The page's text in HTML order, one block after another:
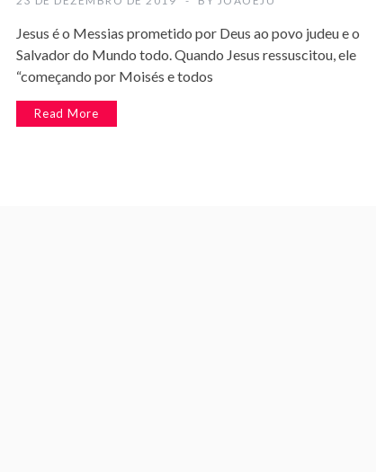
Jesus é o Messias prometido por Deus ao povo judeu e o
Salvador do Mundo todo. Quando Jesus ressuscitou, ele
“começando por Moisés e todos
Read More